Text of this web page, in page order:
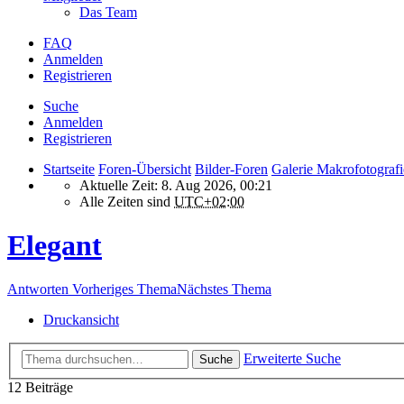
Das Team
FAQ
Anmelden
Registrieren
Suche
Anmelden
Registrieren
Startseite Foren-Übersicht Bilder-Foren Galerie
Aktuelle Zeit: 8. Aug 2026, 00:21
Alle Zeiten sind UTC+02:00
Elegant
Antworten Vorheriges ThemaNächstes Thema
Druckansicht
Suche
Erweiterte Suche
12 Beiträge